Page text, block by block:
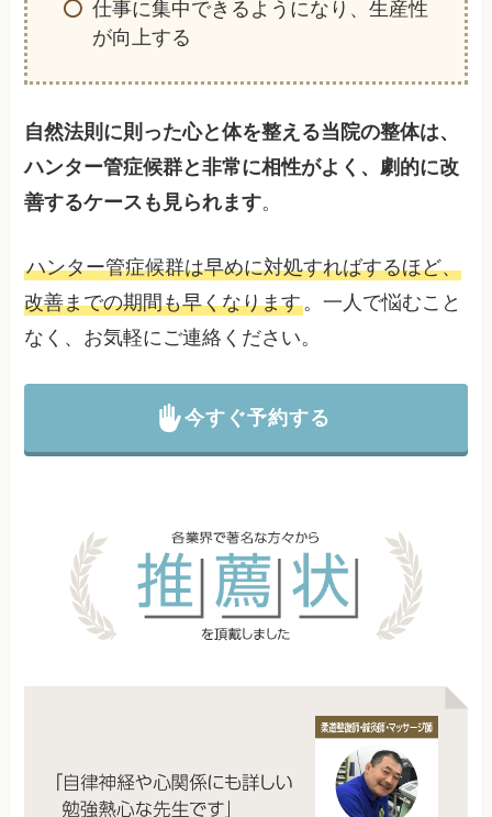
仕事に集中できるようになり、生産性
が向上する
自然法則に則った心と体を整える当院の整体は、
ハンター管症候群と非常に相性がよく、劇的に改
善するケースも見られます。
ハンター管症候群は早めに対処すればするほど、
改善までの期間も早くなります。一人で悩むこと
なく、お気軽にご連絡ください。
今すぐ予約する